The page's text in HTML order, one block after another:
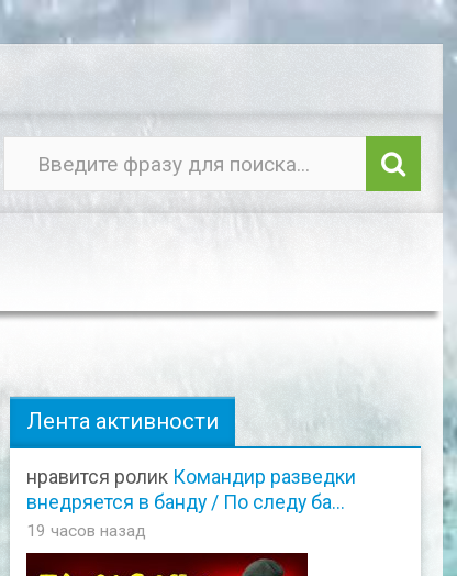
Лента активности
нравится ролик Командир разведки
внедряется в банду / По следу ба...
19 часов назад